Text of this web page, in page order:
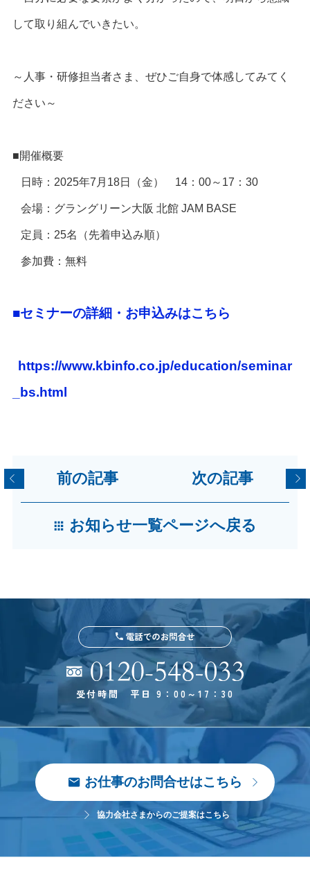
して取り組んでいきたい。
～人事・研修担当者さま、ぜひご自身で体感してみてく
ださい～
■開催概要
日時：2025年7月18日（金） 14：00～17：30
会場：グラングリーン大阪 北館 JAM BASE
定員：25名（先着申込み順）
参加費：無料
■セミナーの詳細・お申込みはこちら
https://www.kbinfo.co.jp/education/seminar
_bs.html
前の記事
お知らせ一覧ページへ戻る
次の記事
受付時間 平日 9：00～17：30
お仕事のお問合せはこちら
協力会社さまからのご提案はこちら